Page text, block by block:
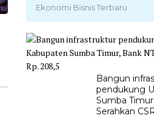
Ekonomi Bisnis Terbaru
Bangun
pendukung
Sumba
Serahkan